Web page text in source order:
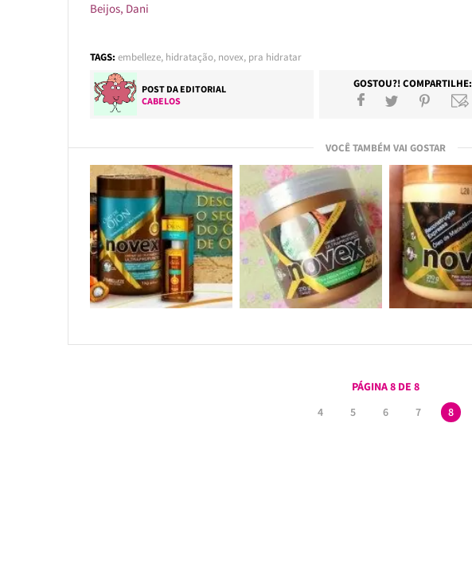
Beijos, Dani
TAGS: embelleze, hidratação, novex, pra hidratar
POST DA EDITORIAL
CABELOS
GOSTOU?! COMPARTILHE:
VOCÊ TAMBÉM VAI GOSTAR
PÁGINA 8 DE 8
4
5 6 7 8